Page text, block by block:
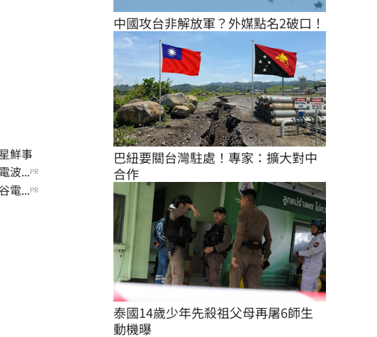
鮮事
波...PR
電...PR
中國攻台非解放軍？外媒點名2破口！
巴紐要關台灣駐處！專家：擴大對中
合作
泰國14歲少年先殺祖父母再屠6師生
動機曝